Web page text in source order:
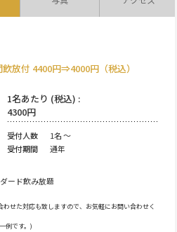
放付 4400円⇒4000円（税込）
1名あたり (税込) :
4300円
受付人数
1名 ～
受付期間
通年
ード飲み放題
わせた対応も致しますので、お気軽にお問い合わせく
例です。)